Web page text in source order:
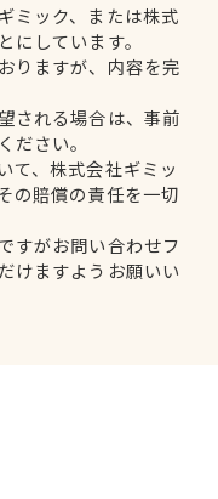
ミック、または株式
しています。
りますが、内容を完
される場合は、事前
ださい。
て、株式会社ギミッ
の賠償の責任を一切
すがお問い合わせフ
けますようお願いい